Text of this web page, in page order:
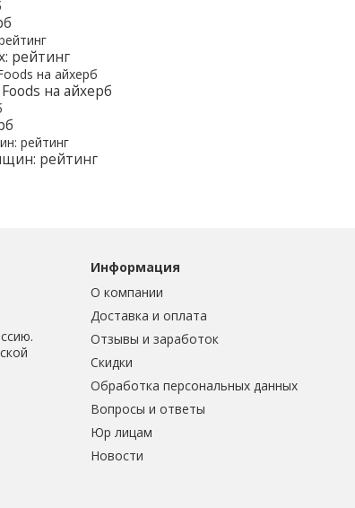
рейтинг
на айхерб
рейтинг
Информация
О компании
Доставка и оплата
Отзывы и заработок
Скидки
Обработка персональных данных
Вопросы и ответы
Юр лицам
Новости